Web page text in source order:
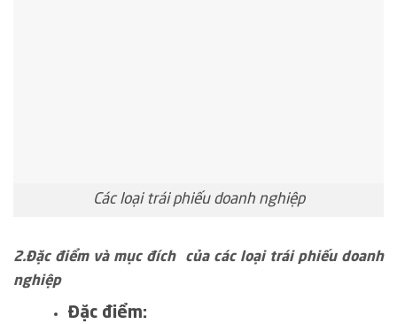
Các loại trái phiếu doanh nghiệp
2.Đặc điểm và mục đích của các loại trái phiếu doanh
nghiệp
Đặc điểm: